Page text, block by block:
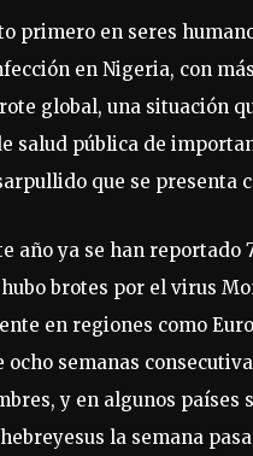
primero en seres
en Nigeria, con
global, una situación
salud pública de
que se presenta
año ya se han reportado
brotes por el virus
en regiones como
semanas
y en algunos países
la semana